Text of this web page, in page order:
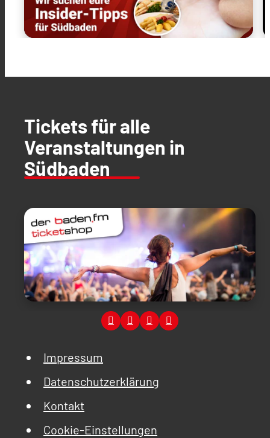
Tickets für alle
Veranstaltungen in
Südbaden
Impressum
Datenschutzerklärung
Kontakt
Cookie-Einstellungen